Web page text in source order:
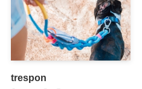
trespon